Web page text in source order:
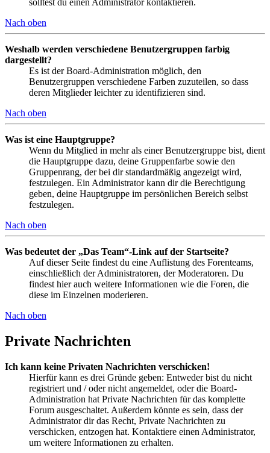
Nach oben
Weshalb werden verschiedene Benutzergruppen farbig
dargestellt?
Es ist der Board-Administration möglich, den
Benutzergruppen verschiedene Farben zuzuteilen, so dass
deren Mitglieder leichter zu identifizieren sind.
Nach oben
Was ist eine Hauptgruppe?
Wenn du Mitglied in mehr als einer Benutzergruppe bist, dient
die Hauptgruppe dazu, deine Gruppenfarbe sowie den
Gruppenrang, der bei dir standardmäßig angezeigt wird,
festzulegen. Ein Administrator kann dir die Berechtigung
geben, deine Hauptgruppe im persönlichen Bereich selbst
festzulegen.
Nach oben
Was bedeutet der „Das Team“-Link auf der Startseite?
Auf dieser Seite findest du eine Auflistung des Forenteams,
einschließlich der Administratoren, der Moderatoren. Du
findest hier auch weitere Informationen wie die Foren, die
diese im Einzelnen moderieren.
Nach oben
Private Nachrichten
Ich kann keine Privaten Nachrichten verschicken!
Hierfür kann es drei Gründe geben: Entweder bist du nicht
registriert und / oder nicht angemeldet, oder die Board-
Administration hat Private Nachrichten für das komplette
Forum ausgeschaltet. Außerdem könnte es sein, dass der
Administrator dir das Recht, Private Nachrichten zu
verschicken, entzogen hat. Kontaktiere einen Administrator,
um weitere Informationen zu erhalten.